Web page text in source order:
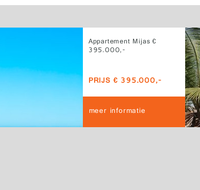
Appartement Mijas €
395.000,-
PRIJS € 395.000,-
meer informatie